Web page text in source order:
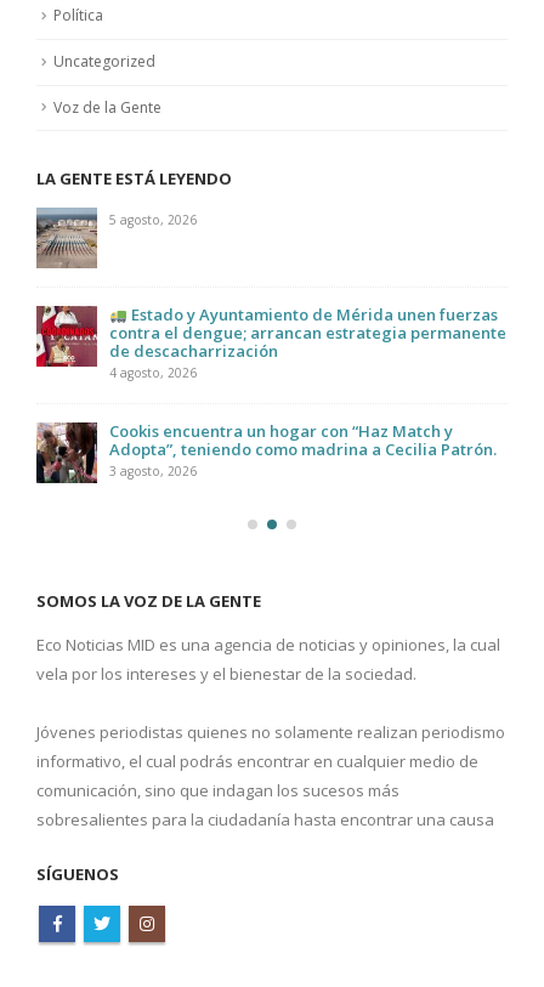
Política
Uncategorized
Voz de la Gente
LA GENTE ESTÁ LEYENDO
5 agosto, 2026
Estado y Ayuntamiento de Mérida unen fuerzas
contra el dengue; arrancan estrategia permanente
de descacharrización
4 agosto, 2026
Cookis encuentra un hogar con “Haz Match y
Adopta”, teniendo como madrina a Cecilia Patrón.
3 agosto, 2026
SOMOS LA VOZ DE LA GENTE
Eco Noticias MID es una agencia de noticias y opiniones, la cual
vela por los intereses y el bienestar de la sociedad.
Jóvenes periodistas quienes no solamente realizan periodismo
informativo, el cual podrás encontrar en cualquier medio de
comunicación, sino que indagan los sucesos más
sobresalientes para la ciudadanía hasta encontrar una causa
SÍGUENOS